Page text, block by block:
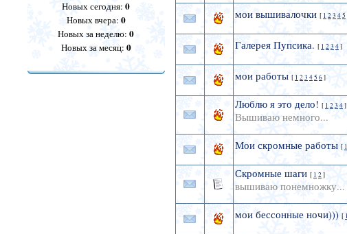
Новых сегодня:0
Новых вчера: 0
Новых за неделю:0
Новых за месяц: 0
мои вышивалочки [ 1 23 45
Галерея Пупсика. [ 1 23 4]
мои работы [ 1 23 45 6]
Люблю я это дело! [ 1 23 4]
Вышиваю немного...
Мои скромные работы [ 1
Скромные шаги [ 1 2]
вышиваю понемножку...
мои бессонные ночи))) [ 1